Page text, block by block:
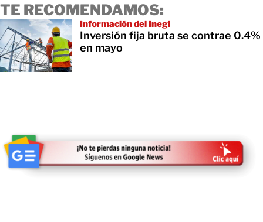
TE RECOMENDAMOS:
Información del Inegi
Inversión fija bruta se contrae 0.4%
en mayo